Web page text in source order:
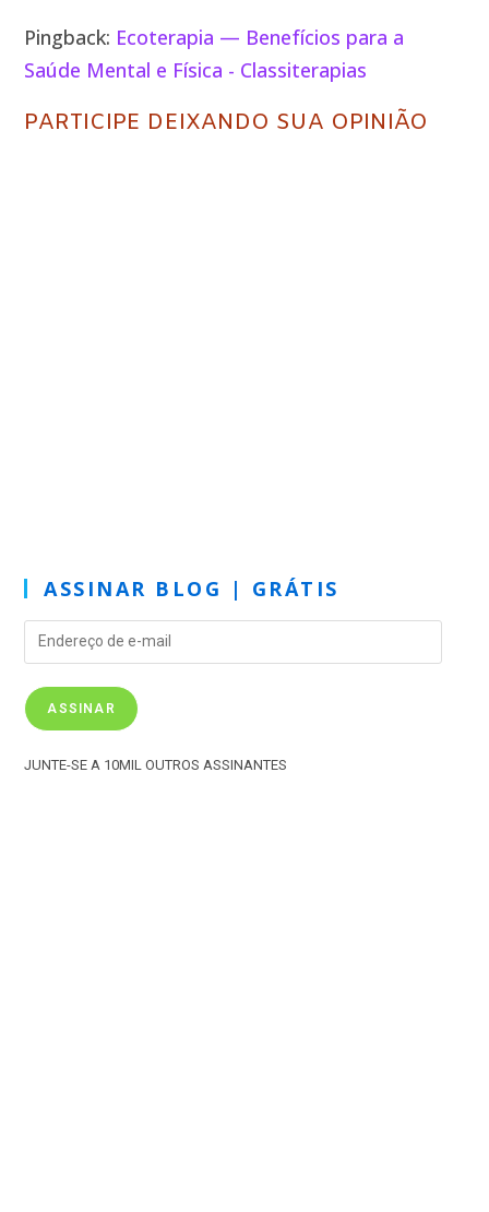
Pingback: Ecoterapia — Benefícios para a
Saúde Mental e Física - Classiterapias
PARTICIPE DEIXANDO SUA OPINIÃO
ASSINAR BLOG | GRÁTIS
ASSINAR
JUNTE-SE A 10MIL OUTROS ASSINANTES